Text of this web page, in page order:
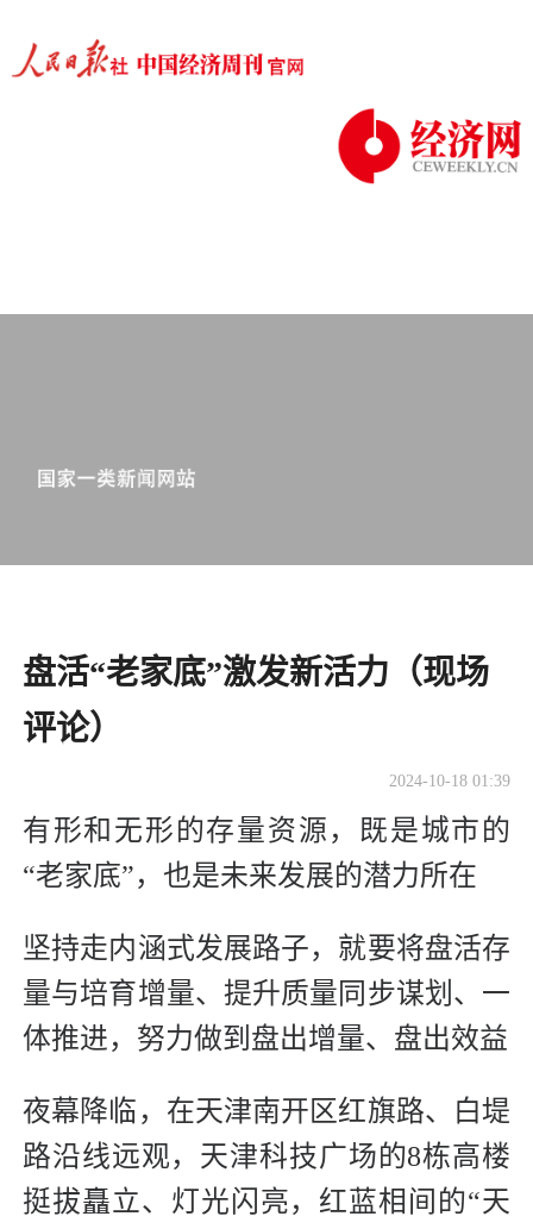
盘活“老家底”激发新活力（现场
评论）
2024-10-18 01:39
有形和无形的存量资源，既是城市的
“老家底”，也是未来发展的潜力所在
坚持走内涵式发展路子，就要将盘活存
量与培育增量、提升质量同步谋划、一
体推进，努力做到盘出增量、盘出效益
夜幕降临，在天津南开区红旗路、白堤
路沿线远观，天津科技广场的8栋高楼
挺拔矗立、灯光闪亮，红蓝相间的“天